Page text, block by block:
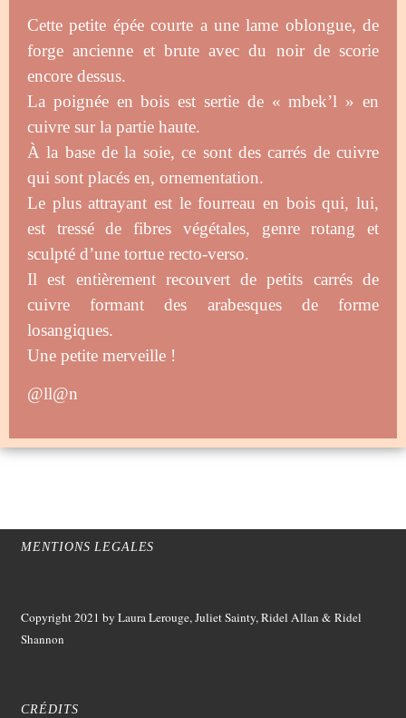
Cette petite épée courte a une lame oblongue, de
forge ancienne et brute avec du noir de scorie
encore dessus.
La poignéeen bois est sertie de « mbek’l » en
cuivre sur la partie haute.
À la base de la soie, ce sont des carrés de cuivre
qui sont placés en, ornementation.
Le plus attrayant est le fourreau en bois qui, lui,
est tressé de fibres végétales, genre rotang et
sculpté d’une tortue recto-verso.
Il est entièrement recouvert de petits carrés de
cuivre formant des arabesques de forme
losangiques.
Une petite merveille !
@ll@n
MENTIONS LEGALES
Copyright 2021 by Laura Lerouge, Juliet Sainty, Ridel Allan &Ridel
Shannon
CRÉDITS